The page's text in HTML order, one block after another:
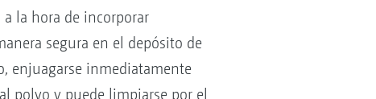
la hora de incorporar
segura en el depósito de
enjuagarse inmediatamente
polvo y puede limpiarse por el